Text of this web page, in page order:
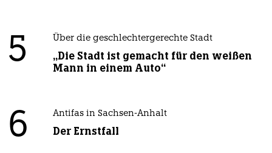
5 Über die geschlechtergerechte Stadt
„Die Stadt ist gemacht für den weißen
Mann in einem Auto“
6 Antifas in Sachsen-Anhalt
Der Ernstfall